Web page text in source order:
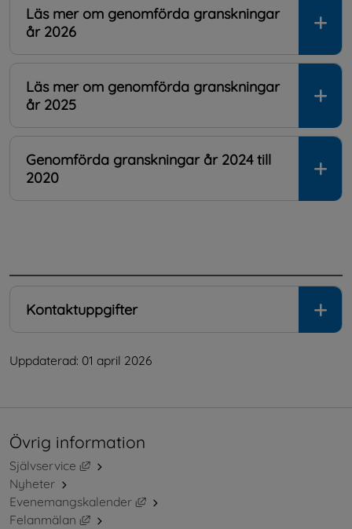
Läs mer om genomförda granskningar
år 2026
Läs mer om genomförda granskningar
år 2025
Genomförda granskningar år 2024 till
2020
Kontaktuppgifter
Uppdaterad: 01 april 2026
Övrig information
Självservice
Länk till annan webbplats, öppnas i nytt fönster.
Nyheter
Evenemangskalender
Länk till annan webbplats, öppnas i
Felanmälan
Länk till annan webbplats, öppnas i nytt fönster.